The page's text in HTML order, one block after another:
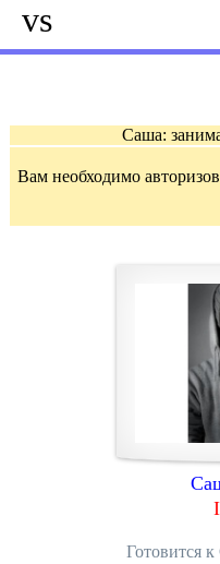
vs
Саша:
Вам необходимо
Готовится